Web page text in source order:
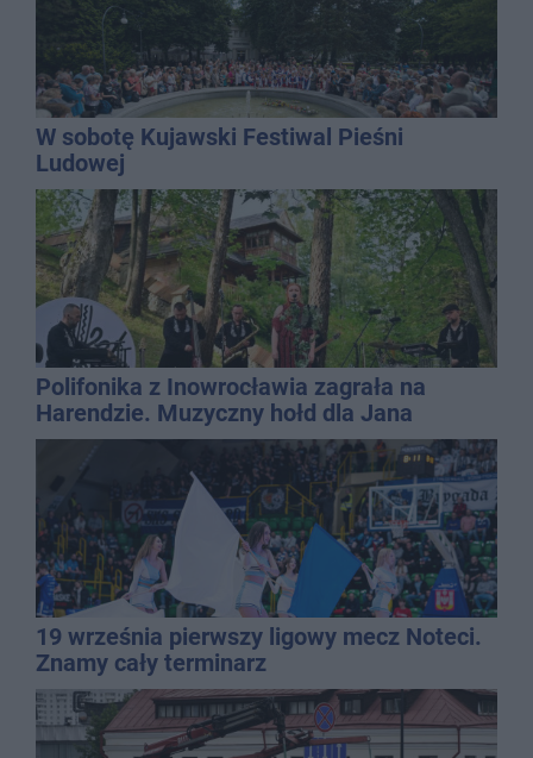
W sobotę Kujawski Festiwal Pieśni
Ludowej
Polifonika z Inowrocławia zagrała na
Harendzie. Muzyczny hołd dla Jana
Kasprowicza
19 września pierwszy ligowy mecz Noteci.
Znamy cały terminarz